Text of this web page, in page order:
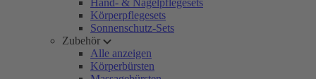
Hand- & Nagelpflegesets
Körperpflegesets
Sonnenschutz-Sets
Zubehör
Alle anzeigen
Körperbürsten